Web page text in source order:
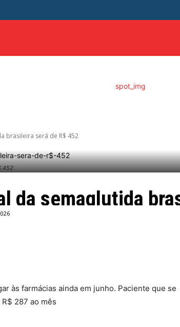
brasileira será de R$ 452
452
da semaglutida
às farmácias ainda em junho. Paciente que se
287 ao mês